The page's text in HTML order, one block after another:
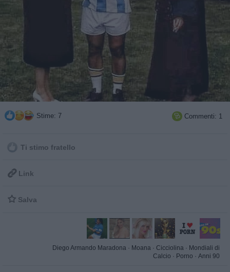
Stime: 7  Commenti: 1
Ti stimo fratello
 Link
 Salva
Diego Armando Maradona · Moana · Cicciolina · Mondiali di
Calcio · Porno · Anni 90